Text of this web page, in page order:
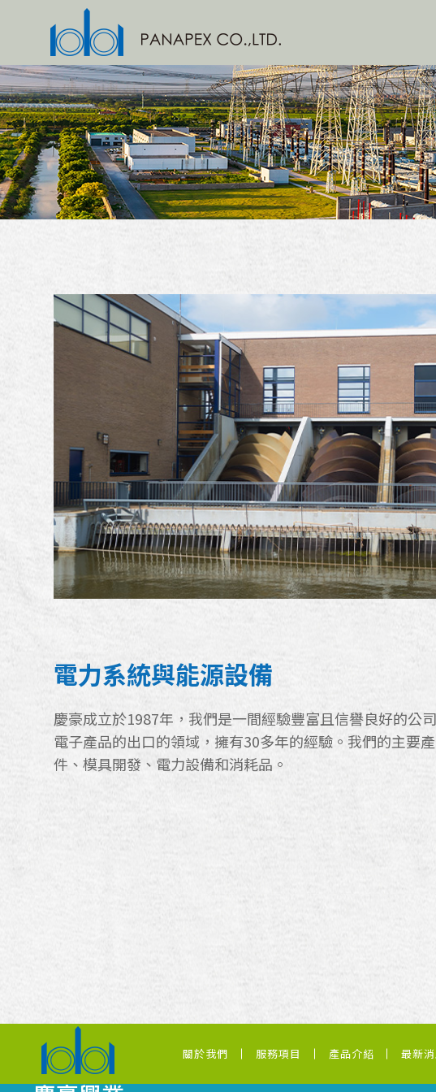
電力系統與能源設備
慶豪成立於1987年，我們是一間經驗豐富且信譽良好的公
電子產品的出口的領域，擁有30多年的經驗。我們的主要
件、模具開發、電力設備和消耗品。
關於我們 服務項目 產品介紹 最新